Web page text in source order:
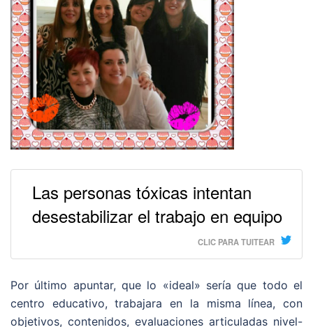
Las personas tóxicas intentan
desestabilizar el trabajo en equipo
CLIC PARA TUITEAR
Por último apuntar, que lo «ideal» sería que todo el
centro educativo, trabajara en la misma línea, con
objetivos, contenidos, evaluaciones articuladas nivel-